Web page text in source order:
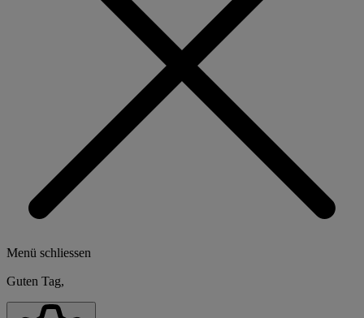
Menü schliessen
Guten Tag,